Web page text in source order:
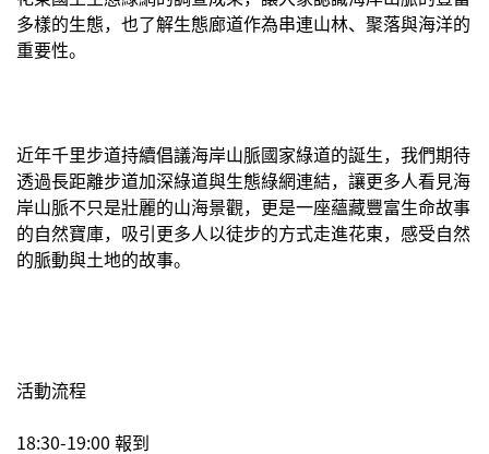
多樣的生態，也了解生態廊道作為串連山林、聚落與海洋的
重要性。
近年千里步道持續倡議海岸山脈國家綠道的誕生，我們期待
透過長距離步道加深綠道與生態綠網連結，讓更多人看見海
岸山脈不只是壯麗的山海景觀，更是一座蘊藏豐富生命故事
的自然寶庫，吸引更多人以徒步的方式走進花東，感受自然
的脈動與土地的故事。
活動流程
18:30-19:00 報到